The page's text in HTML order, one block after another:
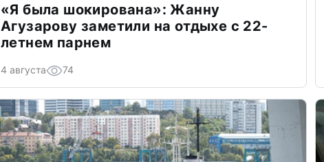
«Я была шокирована»: Жанну
Агузарову заметили на отдыхе с 22-
летнем парнем
4 августа 74